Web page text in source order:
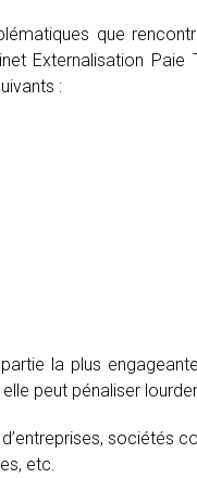
que
Externalisation
:
la plus
peut pénaliser
sociétés
etc.